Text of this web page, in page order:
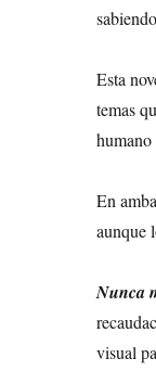
Esta
temas
humano
En
aunque
Nunca
visual